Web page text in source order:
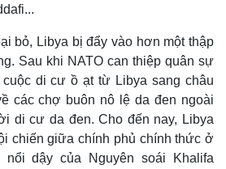
Giá cà phê
bỏ, Libya bị đẩy vào hơn một thập
Sau khi NATO can thiệp quân sự
di cư ồ ạt từ Libya sang châu
các chợ buôn nô lệ da đen ngoài
di cư da đen. Cho đến nay, Libya
chiến giữa chính phủ chính thức ở
dậy của Nguyên soái Khalifa